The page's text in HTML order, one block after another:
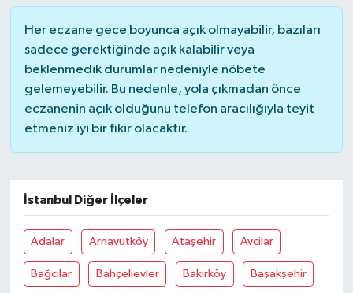
Her eczane gece boyunca açık olmayabilir, bazıları
sadece gerektiğinde açık kalabilir veya
beklenmedik durumlar nedeniyle nöbete
gelemeyebilir. Bu nedenle, yola çıkmadan önce
eczanenin açık olduğunu telefon aracılığıyla teyit
etmeniz iyi bir fikir olacaktır.
İstanbul Diğer İlçeler
Adalar Arnavutköy Ataşehir Avcilar
Bağcilar Bahçelievler Bakirköy Başakşehir